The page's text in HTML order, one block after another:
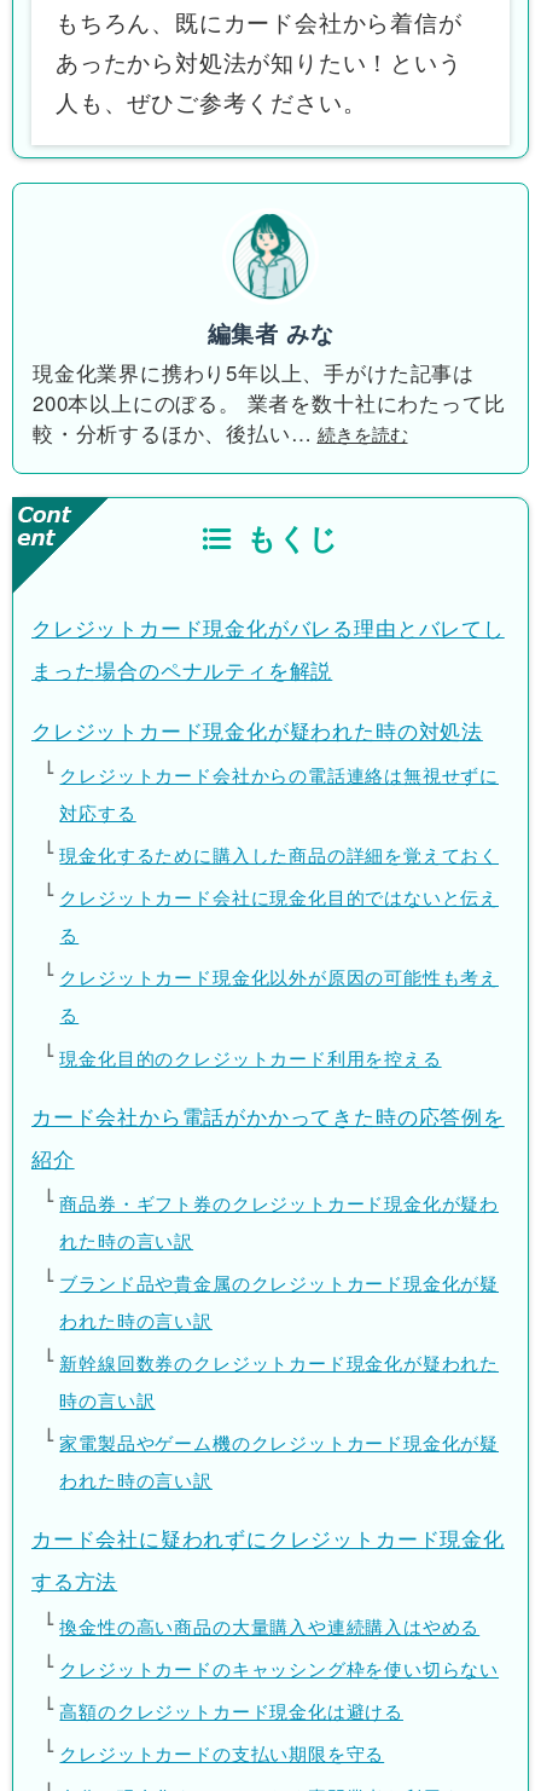
もちろん、既にカード会社から着信が
あったから対処法が知りたい！という
人も、ぜひご参考ください。
編集者 みな
現金化業界に携わり5年以上、手がけた記事は
200本以上にのぼる。 業者を数十社にわたって比
較・分析するほか、後払い… 続きを読む
もくじ
クレジットカード現金化がバレる理由とバレてし
まった場合のペナルティを解説
クレジットカード現金化が疑われた時の対処法
クレジットカード会社からの電話連絡は無視せずに
対応する
現金化するために購入した商品の詳細を覚えておく
クレジットカード会社に現金化目的ではないと伝え
る
クレジットカード現金化以外が原因の可能性も考え
る
現金化目的のクレジットカード利用を控える
カード会社から電話がかかってきた時の応答例を
紹介
商品券・ギフト券のクレジットカード現金化が疑わ
れた時の言い訳
ブランド品や貴金属のクレジットカード現金化が疑
われた時の言い訳
新幹線回数券のクレジットカード現金化が疑われた
時の言い訳
家電製品やゲーム機のクレジットカード現金化が疑
われた時の言い訳
カード会社に疑われずにクレジットカード現金化
する方法
換金性の高い商品の大量購入や連続購入はやめる
クレジットカードのキャッシング枠を使い切らない
高額のクレジットカード現金化は避ける
クレジットカードの支払い期限を守る